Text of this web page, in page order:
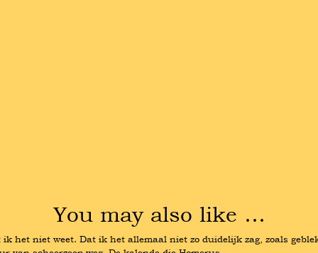
You may also like …
het niet weet. Dat ik het allemaal niet zo duidelijk zag, zoals